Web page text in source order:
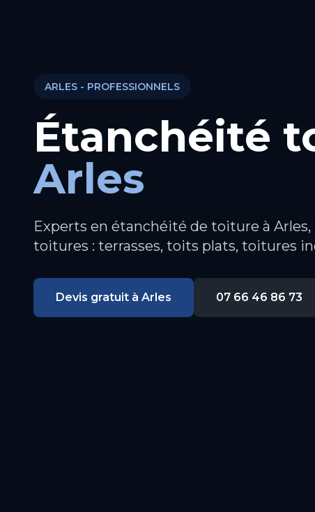
ARLES - PROFESSIONNELS
Étanchéité
Arles
Experts en étanchéité de toiture à
toitures : terrasses, toits plats, toitures
Devis gratuit à Arles 07 66 46 86 73